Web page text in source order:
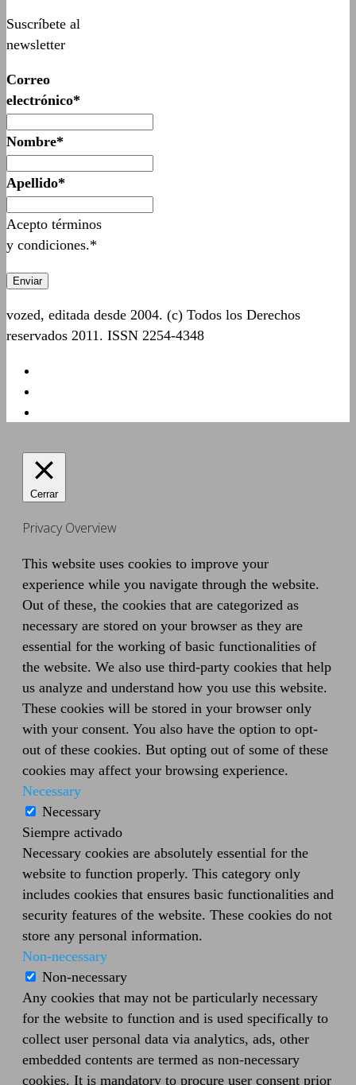
Suscríbete al
newsletter
Correo
electrónico*
Nombre*
Apellido*
Acepto términos
y condiciones.*
vozed, editada desde 2004. (c) Todos los Derechos
reservados 2011. ISSN 2254-4348
Cerrar
Privacy Overview
This website uses cookies to improve your
experience while you navigate through the website.
Out of these, the cookies that are categorized as
necessary are stored on your browser as they are
essential for the working of basic functionalities of
the website. We also use third-party cookies that help
us analyze and understand how you use this website.
These cookies will be stored in your browser only
with your consent. You also have the option to opt-
out of these cookies. But opting out of some of these
cookies may affect your browsing experience.
Necessary
Necessary
Siempre activado
Necessary cookies are absolutely essential for the
website to function properly. This category only
includes cookies that ensures basic functionalities and
security features of the website. These cookies do not
store any personal information.
Non-necessary
Non-necessary
Any cookies that may not be particularly necessary
for the website to function and is used specifically to
collect user personal data via analytics, ads, other
embedded contents are termed as non-necessary
cookies. It is mandatory to procure user consent prior